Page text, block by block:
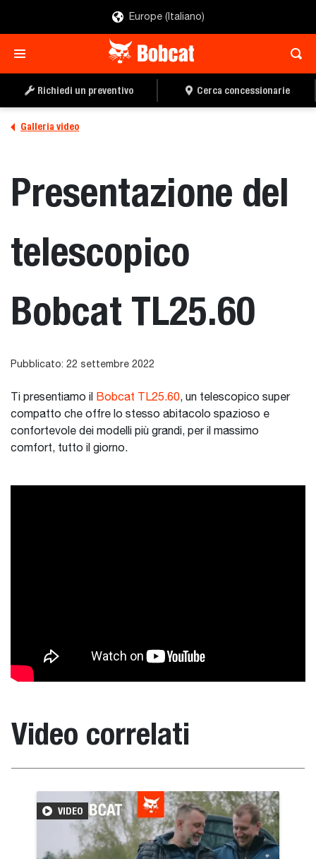
Europe (Italiano)
Richiedi un preventivo Cerca concessionarie
Galleria video
Presentazione del
telescopico
Bobcat TL25.60
Pubblicato: 22 settembre 2022
Ti presentiamo il Bobcat TL25.60, un telescopico super
compatto che offre lo stesso abitacolo spazioso e
confortevole dei modelli più grandi, per il massimo
comfort, tutto il giorno.
Video correlati
VIDEO